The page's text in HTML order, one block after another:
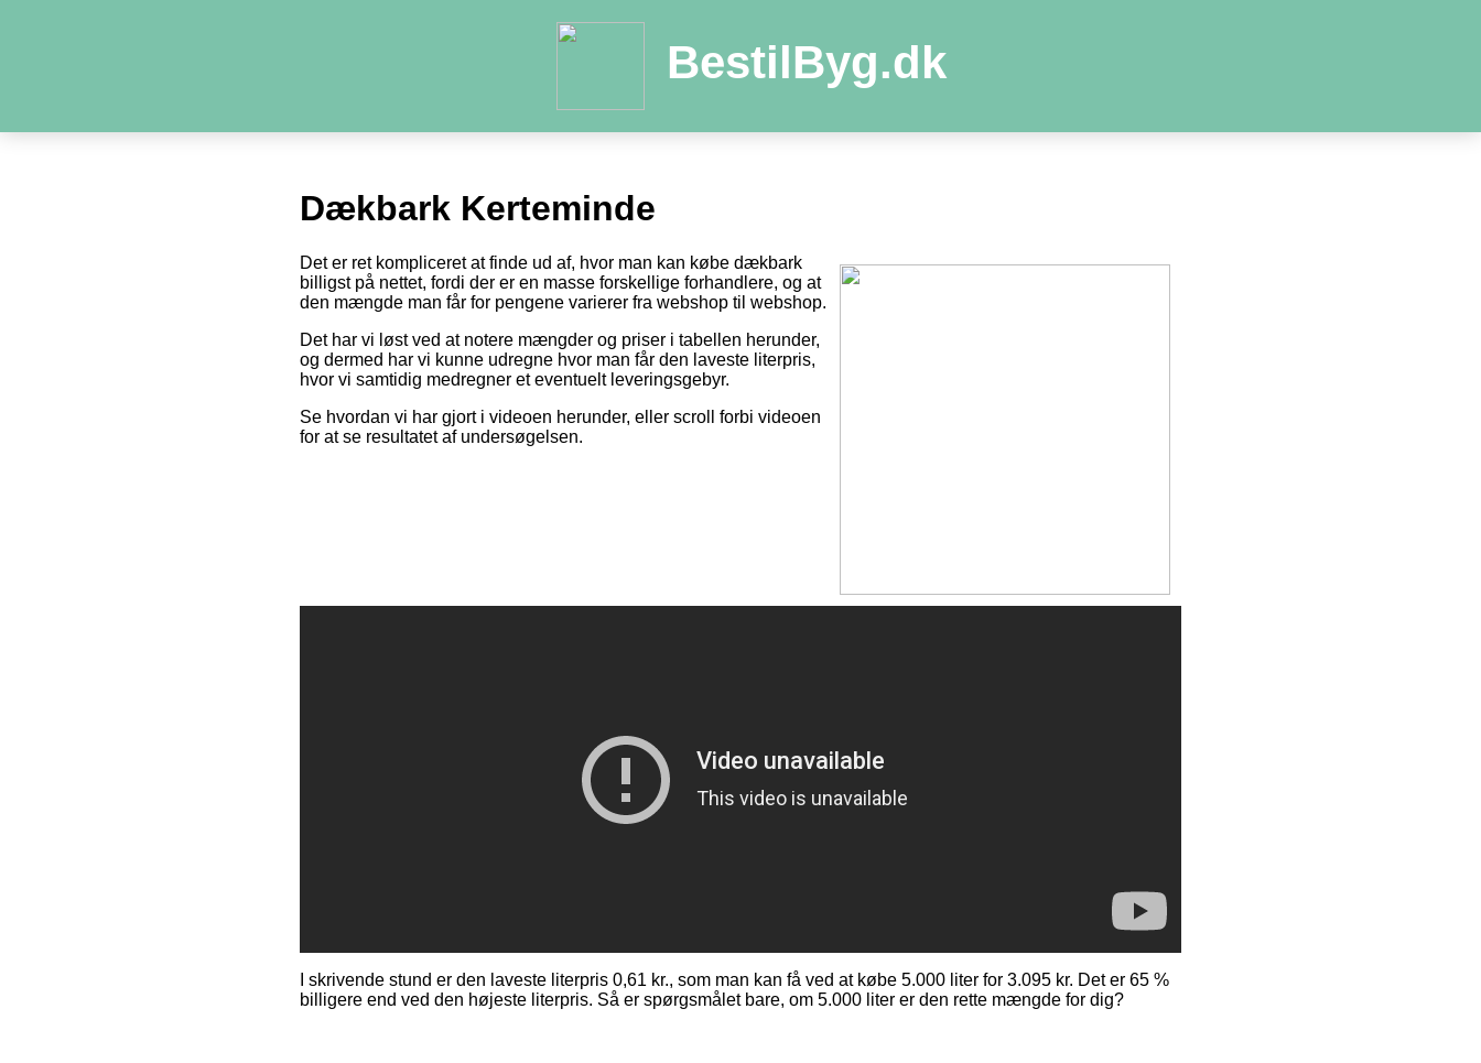
BestilByg.dk
Dækbark Kerteminde
Det er ret kompliceret at finde ud af, hvor man kan købe dækbark
billigst på nettet, fordi der er en masse forskellige forhandlere, og at
den mængde man får for pengene varierer fra webshop til webshop.
Det har vi løst ved at notere mængder og priser i tabellen herunder,
og dermed har vi kunne udregne hvor man får den laveste literpris,
hvor vi samtidig medregner et eventuelt leveringsgebyr.
Se hvordan vi har gjort i videoen herunder, eller scroll forbi videoen
for at se resultatet af undersøgelsen.
I skrivende stund er den laveste literpris 0,61 kr., som man kan få ved at købe 5.000 liter for 3.095 kr. Det er 65 %
billigere end ved den højeste literpris. Så er spørgsmålet bare, om 5.000 liter er den rette mængde for dig?